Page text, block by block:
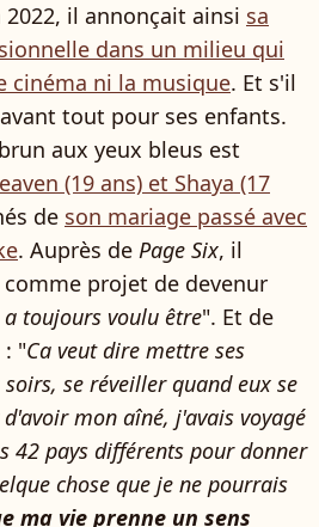
il annonçait ainsi sa
dans un milieu qui
cinéma ni la musique. Et s'il
tout pour ses enfants.
aux yeux bleus est
(19 ans) et Shaya (17
de son mariage passé avec
. Auprès de Page Six, il
projet de devenur
toujours voulu être". Et de
: "Ca veut dire mettre ses
se réveiller quand eux se
mon aîné, j'avais voyagé
42 pays différents pour donner
chose que je ne pourrais
ma vie prenne un sens